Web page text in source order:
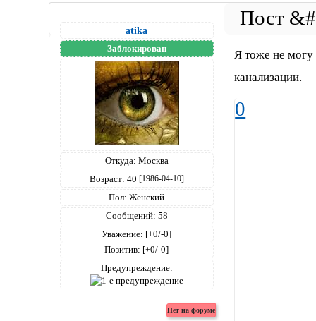
аtika
Заблокирован
Откуда: Москва
Возраст: 40 [1986-04-10]
Пол: Женский
Сообщений: 58
Уважение: [+0/-0]
Позитив: [+0/-0]
Предупреждение:
Я тоже не могу
канализации.
0